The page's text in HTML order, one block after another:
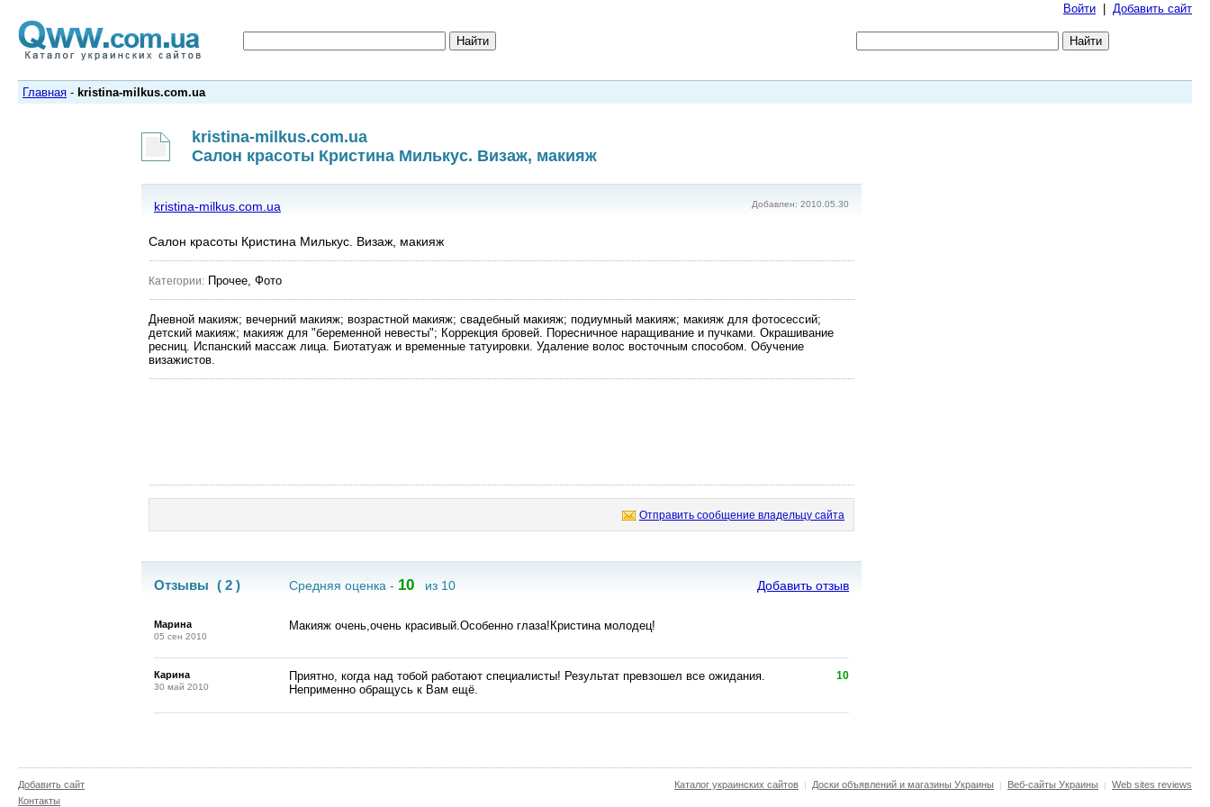
Войти Добавить сайт
Главная - kristina-milkus.com.ua
kristina-milkus.com.ua
Салон красоты Кристина Милькус. Визаж, макияж
kristina-milkus.com.ua Добавлен: 2010.05.30
Салон красоты Кристина Милькус. Визаж, макияж
Категории: Прочее, Фото
Дневной макияж; вечерний макияж; возрастной макияж; свадебный макияж; подиумный макияж; макияж для фотосессий;
детский макияж; макияж для "беременной невесты"; Коррекция бровей. Поресничное наращивание и пучками. Окрашивание
ресниц. Испанский массаж лица. Биотатуаж и временные татуировки. Удаление волос восточным способом. Обучение
визажистов.
Отправить сообщение владельцу сайта
Отзывы ( 2 ) Средняя оценка - 10 из 10 Добавить отзыв
Марина
05 сен 2010
Макияж очень,очень красивый.Особенно глаза!Кристина молодец!
Карина
30 май 2010
Приятно, когда над тобой работают специалисты! Результат превзошел все ожидания.
Неприменно обращусь к Вам ещё.
10
Добавить сайт
Контакты
Каталог украинских сайтов | Доски объявлений и магазины Украины | Веб-сайты Украины | Web sites reviews